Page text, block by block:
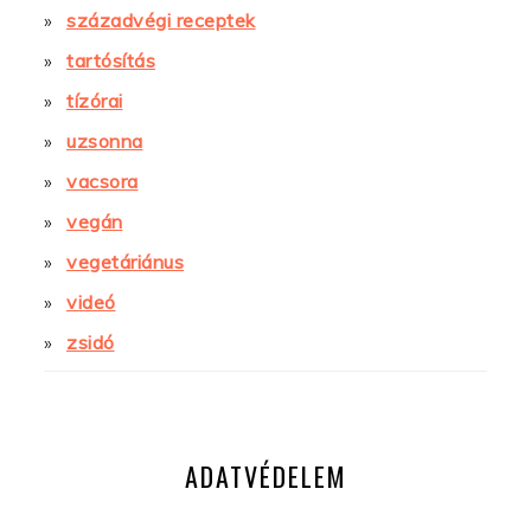
századvégi receptek
tartósítás
tízórai
uzsonna
vacsora
vegán
vegetáriánus
videó
zsidó
ADATVÉDELEM